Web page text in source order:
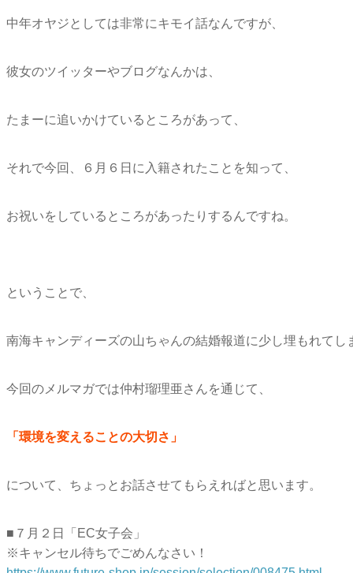
中年オヤジとしては非常にキモイ話なんですが、
彼女のツイッターやブログなんかは、
たまーに追いかけているところがあって、
それで今回、６月６日に入籍されたことを知って、
お祝いをしているところがあったりするんですね。
ということで、
南海キャンディーズの山ちゃんの結婚報道に少し埋もれてし
今回のメルマガでは仲村瑠理亜さんを通じて、
「環境を変えることの大切さ」
について、ちょっとお話させてもらえればと思います。
■７月２日「EC女子会」
※キャンセル待ちでごめんなさい！